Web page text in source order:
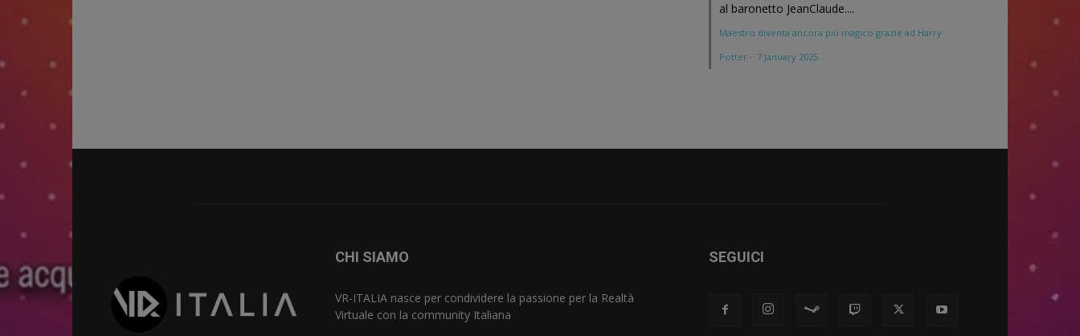
al baronetto JeanClaude....
Maestro diventa ancora più magico grazie ad Harry
Potter · 7 January 2025
CHI SIAMO
VR-ITALIA nasce per condividere la passione per la Realtà
Virtuale con la community Italiana
SEGUICI